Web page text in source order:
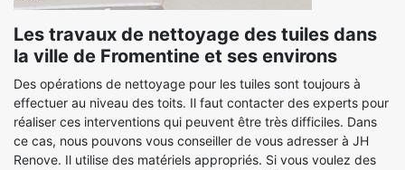
Les travaux de nettoyage des tuiles dans
la ville de Fromentine et ses environs
Des opérations de nettoyage pour les tuiles sont toujours à
effectuer au niveau des toits. Il faut contacter des experts pour
réaliser ces interventions qui peuvent être très difficiles. Dans
ce cas, nous pouvons vous conseiller de vous adresser à JH
Renove. Il utilise des matériels appropriés. Si vous voulez des